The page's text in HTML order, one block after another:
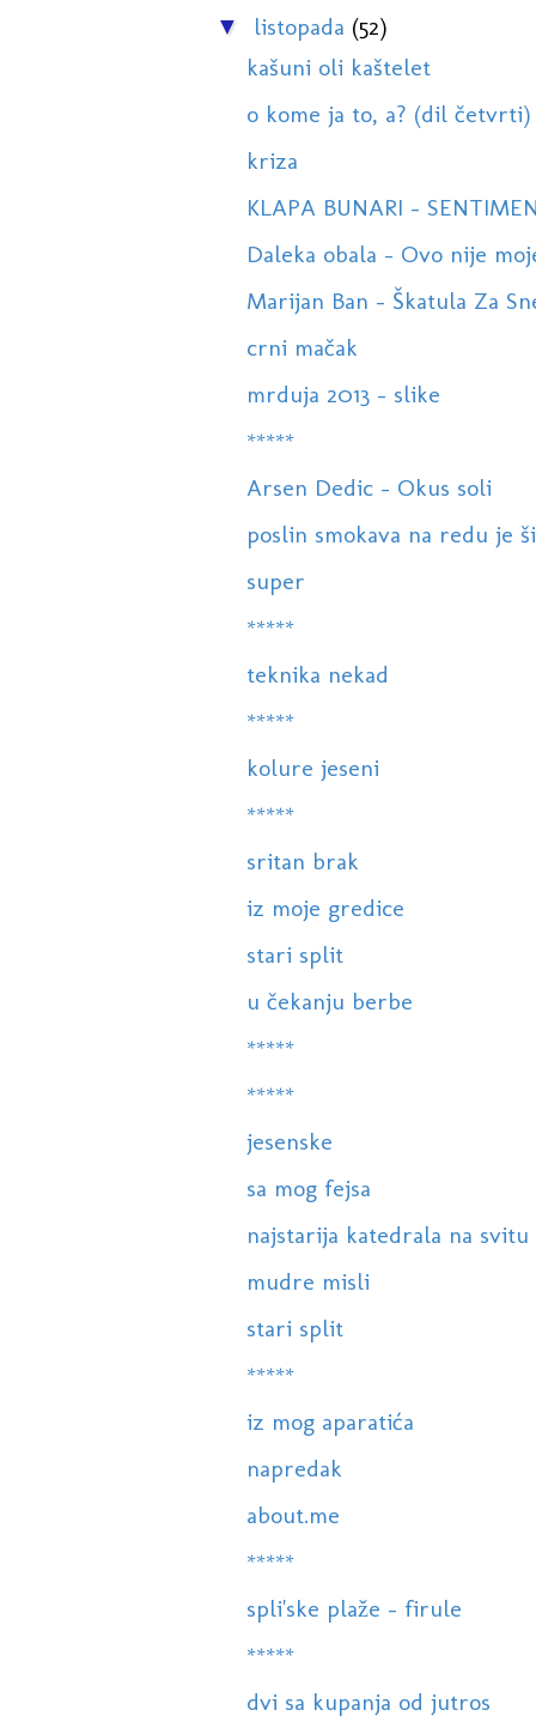
▼ listopada (52)
kašuni oli kaštelet
o kome ja to, a? (dil četvrti)
kriza
KLAPA BUNARI -
Daleka obala - Ovo nije
Marijan Ban - Škatula Za
crni mačak
mrduja 2013 - slike
*****
Arsen Dedic - Okus soli
poslin smokava na redu je
super
*****
teknika nekad
*****
kolure jeseni
*****
sritan brak
iz moje gredice
stari split
u čekanju berbe
*****
*****
jesenske
sa mog fejsa
najstarija katedrala na svitu
mudre misli
stari split
*****
iz mog aparatića
napredak
about.me
*****
spli'ske plaže - firule
*****
dvi sa kupanja od jutros